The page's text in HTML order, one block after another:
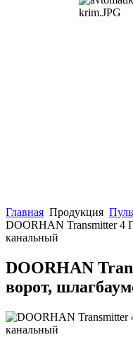
Главная Продукция
DOORHAN Transmitter 4
канальный
DOORHAN
ворот,